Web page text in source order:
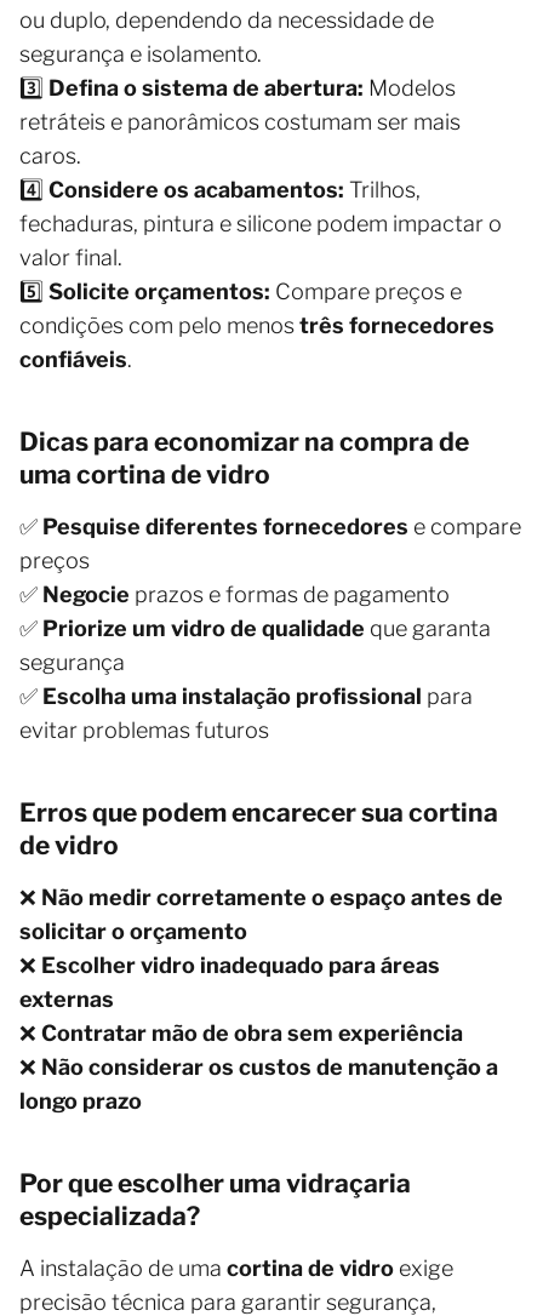
ou duplo, dependendo da necessidade de
segurança e isolamento.
3️⃣ Defina o sistema de abertura: Modelos
retráteis e panorâmicos costumam ser mais
caros.
4️⃣ Considere os acabamentos: Trilhos,
fechaduras, pintura e silicone podem impactar o
valor final.
5️⃣ Solicite orçamentos: Compare preços e
condições com pelo menostrês fornecedores
confiáveis.
Dicas para economizar na compra de
uma cortina de vidro
✅ Pesquise diferentes fornecedores e compare
preços
✅ Negocie prazos e formas de pagamento
✅ Priorize um vidro de qualidade que garanta
segurança
✅ Escolha uma instalação profissional para
evitar problemas futuros
Erros que podem encarecer sua cortina
de vidro
❌ Não medir corretamente o espaço antes de
solicitar o orçamento
❌ Escolher vidro inadequado para áreas
externas
❌ Contratar mão de obra sem experiência
❌ Não considerar os custos de manutenção a
longo prazo
Por que escolher uma vidraçaria
especializada?
A instalação de uma cortina de vidro exige
precisão técnica para garantir segurança,